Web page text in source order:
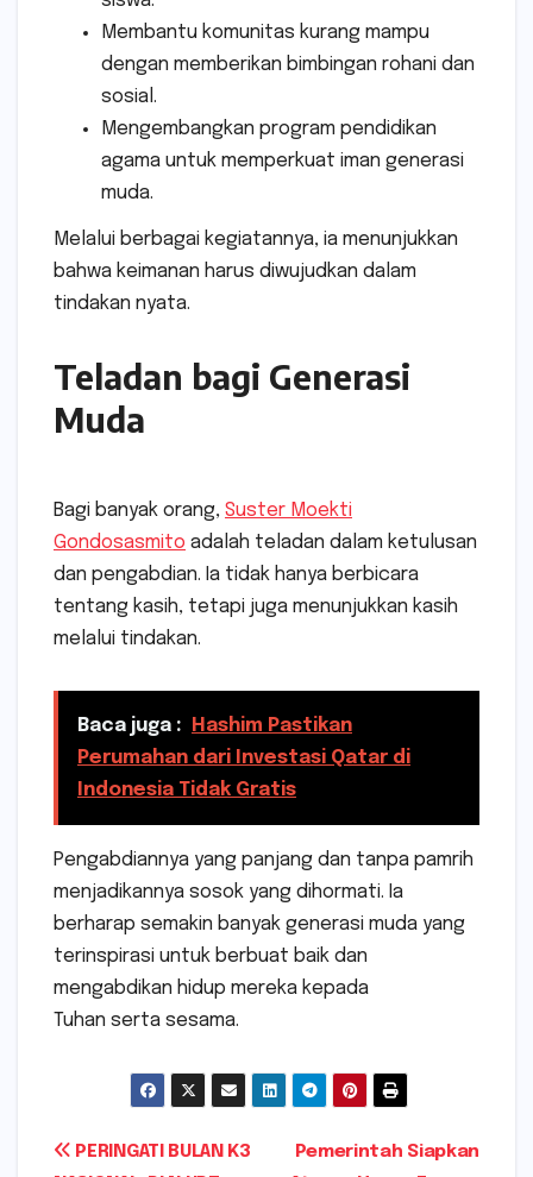
Membantu komunitas kurang mampu
dengan memberikan bimbingan rohani dan
sosial.
Mengembangkan program pendidikan
agama untuk memperkuat iman generasi
muda.
Melalui berbagai kegiatannya, ia menunjukkan
bahwa keimanan harus diwujudkan dalam
tindakan nyata.
Teladan bagi Generasi
Muda
Bagi banyak orang, Suster Moekti
Gondosasmito adalah teladan dalam ketulusan
dan pengabdian. Ia tidak hanya berbicara
tentang kasih, tetapi juga menunjukkan kasih
melalui tindakan.
Baca juga :
Hashim Pastikan
Perumahan dari Investasi Qatar di
Indonesia Tidak Gratis
Pengabdiannya yang panjang dan tanpa pamrih
menjadikannya sosok yang dihormati. Ia
berharap semakin banyak generasi muda yang
terinspirasi untuk berbuat baik dan
mengabdikan hidup mereka kepada
Tuhan serta sesama.
Navigasi
Pemerintah Siapkan
PERINGATI BULAN K3